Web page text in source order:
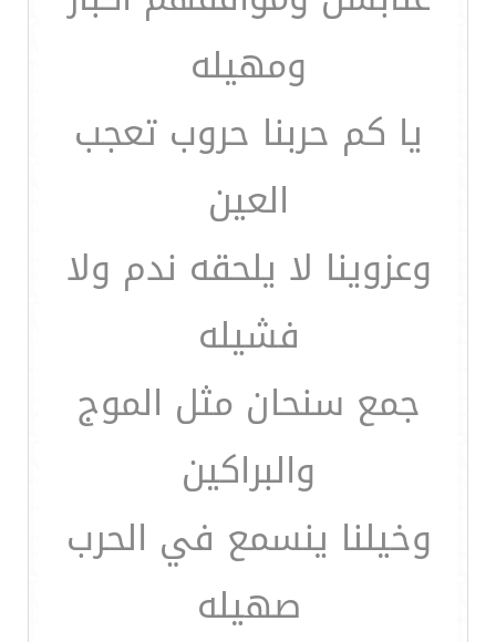
ومهيله
يا كم حربنا حروب تعجب
العين
وعزوينا لا يلحقه ندم ولا
فشيله
جمع سنحان مثل الموج
والبراكين
وخيلنا ينسمع في الحرب
صهيله